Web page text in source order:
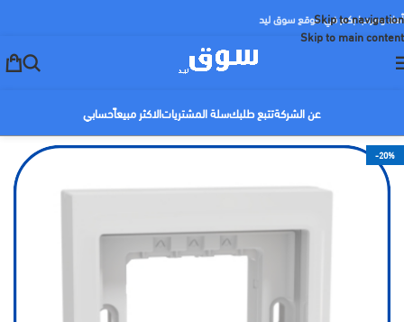
Skip to navigation
Skip to main content
أهلا ومرحبا بكم في موقع سوق ليد
عن الشركةتتبع طلبكسلة المشترياتالاكثر مبيعاًحسابي
-20%